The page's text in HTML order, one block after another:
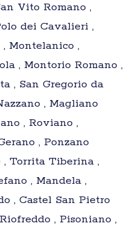
Vito Romano ,
dei Cavalieri ,
Montelanico ,
, Montorio Romano ,
, San Gregorio da
, Magliano
, Roviano ,
, Ponzano
, Torrita Tiberina ,
, Mandela ,
, Castel San Pietro
, Pisoniano ,